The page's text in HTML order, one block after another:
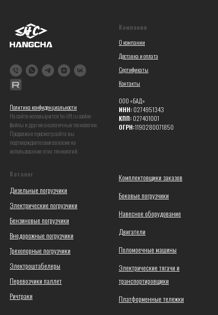
Политика конфиденциальности
На сайте используются hc-lift.ru coоkie-
файлы и другие аналогичные технологии.
Продолжая просмотр сайта вы
подтверждаете свое согласие на
использование этих технологий.
Компания
О компании
Доставка и оплата
Сертификаты
Контакты
ООО «БАД»
ИНН: 0274951343
КПП: 027401001
ОГРН:1190280071850
Каталог
Дизельные погрузчики
Электрические погрузчики
Бензиновые погрузчики
Внедорожные погрузчики
Трехопорные погрузчики
Электроштабелеры
Перевозчики паллет
Ричтраки
Комплектовщики заказов
Боковые погрузчики
Навесное оборудование
Двигатели
Поломоечные машины
Электрические тягачи и
транспортировщики
Платформенные тележки